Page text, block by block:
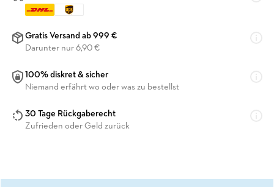
Gratis Versand ab 999 €
Darunter nur 6,90 €
100% diskret & sicher
Niemand erfährt wo oder was zu bestellst
30 Tage Rückgaberecht
Zufrieden oder Geld zurück